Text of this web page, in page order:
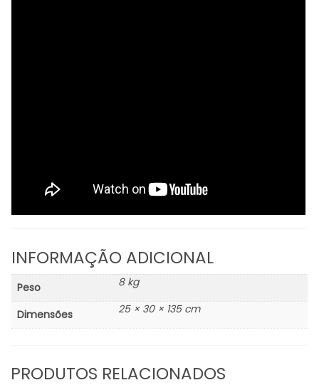
INFORMAÇÃO ADICIONAL
Peso 8 kg
Dimensões 25 × 30 × 135 cm
PRODUTOS RELACIONADOS